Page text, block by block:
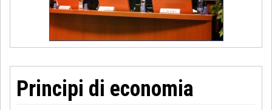
Principi di economia